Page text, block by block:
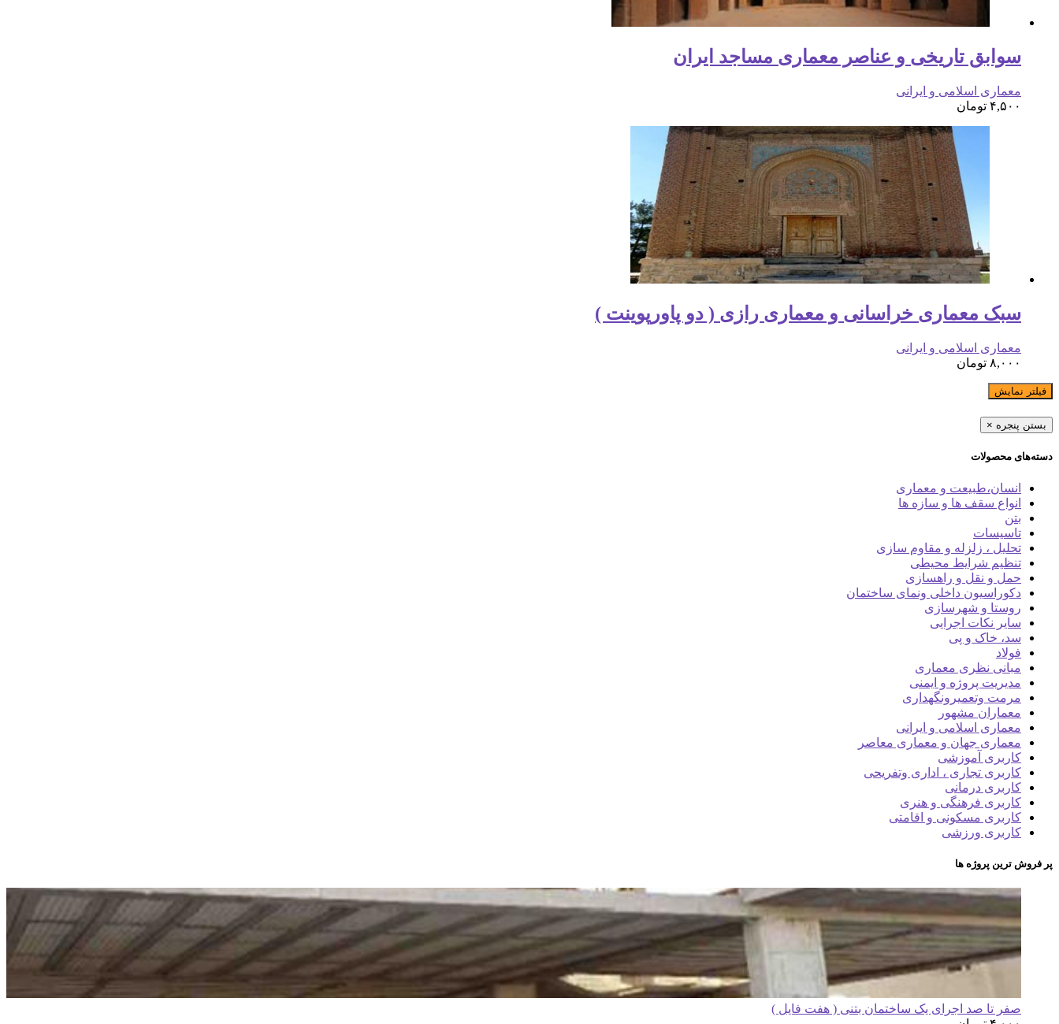
سوابق تاریخی و عناصر معماری مساجد ایران
معماری اسلامی و ایرانی
۴,۵۰۰ تومان
سبک معماری خراسانی و معماری رازی ( دو پاورپوینت )
معماری اسلامی و ایرانی
۸,۰۰۰ تومان
فیلتر نمایش
بستن پنجره ×
دسته‌های محصولات
انسان،طبیعت و معماری
انواع سقف ها و سازه ها
بتن
تاسیسات
تحلیل ، زلزله و مقاوم سازی
تنظیم شرایط محیطی
حمل و نقل و راهسازی
دکوراسیون داخلی ونمای ساختمان
روستا و شهرسازی
سایر نکات اجرایی
سد، خاک و پی
فولاد
مبانی نظری معماری
مدیریت پروژه و ایمنی
مرمت وتعمیرونگهداری
معماران مشهور
معماری اسلامی و ایرانی
معماری جهان و معماری معاصر
کاربری آموزشی
کاربری تجاری ، اداری وتفریحی
کاربری درمانی
کاربری فرهنگی و هنری
کاربری مسکونی و اقامتی
کاربری ورزشی
پر فروش ترین پروژه ها
صفر تا صد اجرای یک ساختمان بتنی ( هفت فایل )